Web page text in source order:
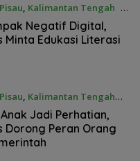
, Kalimantan Tengah 1
Negatif Digital,
Minta Edukasi Literasi
, Kalimantan Tengah
Jadi Perhatian,
Dorong Peran Orang